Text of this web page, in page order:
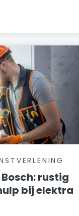
rustig
bij elektra